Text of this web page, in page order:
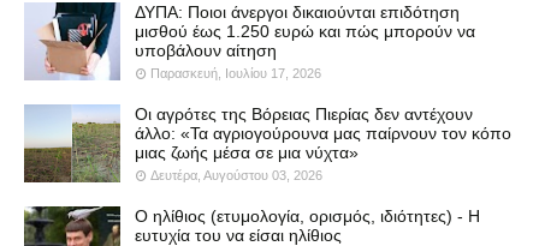
ΔΥΠΑ: Ποιοι άνεργοι δικαιούνται επιδότηση
μισθού έως 1.250 ευρώ και πώς μπορούν να
υποβάλουν αίτηση
Παρασκευή, Ιουλίου 17, 2026
Οι αγρότες της Βόρειας Πιερίας δεν αντέχουν
άλλο: «Τα αγριογούρουνα μας παίρνουν τον κόπο
μιας ζωής μέσα σε μια νύχτα»
Δευτέρα, Αυγούστου 03, 2026
Ο ηλίθιος (ετυμολογία, ορισμός, ιδιότητες) - Η
ευτυχία του να είσαι ηλίθιος